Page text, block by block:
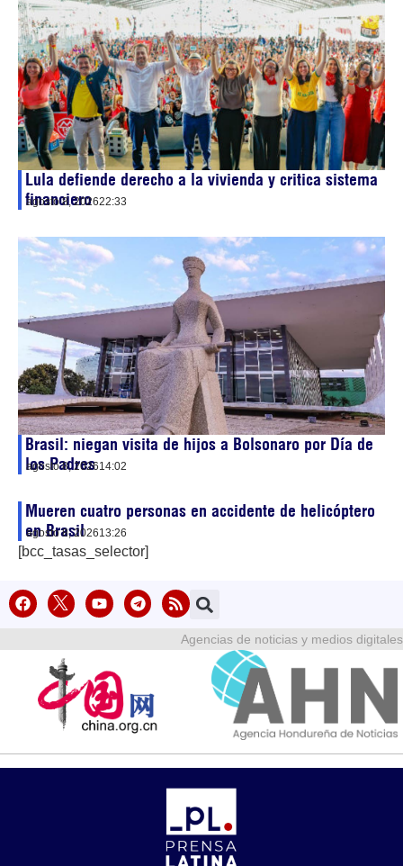
Lula defiende derecho a la vivienda y critica sistema
financiero
agosto 8, 202622:33
Brasil: niegan visita de hijos a Bolsonaro por Día de
los Padres
agosto 8, 202614:02
Mueren cuatro personas en accidente de helicóptero
en Brasil
agosto 8, 202613:26
[bcc_tasas_selector]
Agencias de noticias y medios digitales